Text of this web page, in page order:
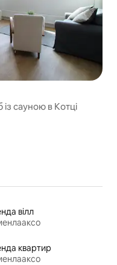
сауною в Котці
вілл
квартир